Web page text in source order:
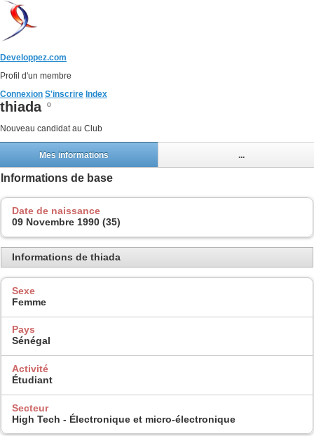
Developpez.com
Profil d'un membre
Connexion S'inscrire Index
thiada
Nouveau candidat au Club
Mes informations ...
Informations de base
Date de naissance
09 Novembre 1990 (35)
Informations de thiada
Sexe
Femme
Pays
Sénégal
Activité
Étudiant
Secteur
High Tech - Électronique et micro-électronique